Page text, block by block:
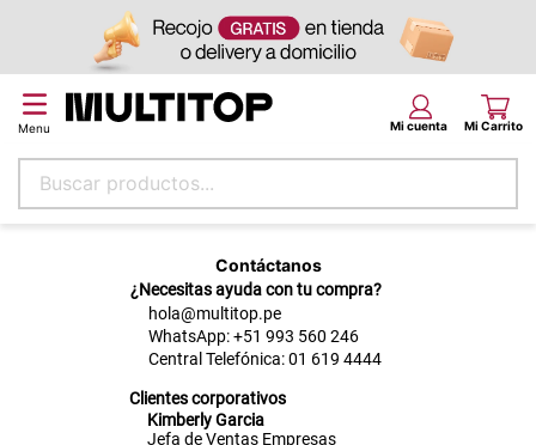
Buscar productos...
Contáctanos
¿Necesitas ayuda con tu compra?
hola@multitop.pe
WhatsApp: +51 993 560 246
Central Telefónica: 01 619 4444
Clientes corporativos
Kimberly Garcia
Jefa de Ventas Empresas